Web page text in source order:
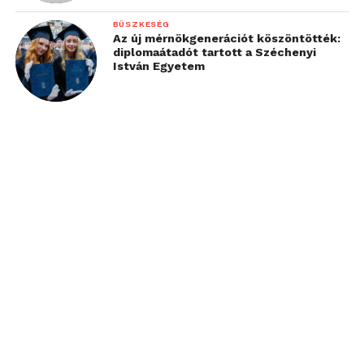
BÜSZKESÉG
Az új mérnökgenerációt köszöntötték:
diplomaátadót tartott a Széchenyi
István Egyetem